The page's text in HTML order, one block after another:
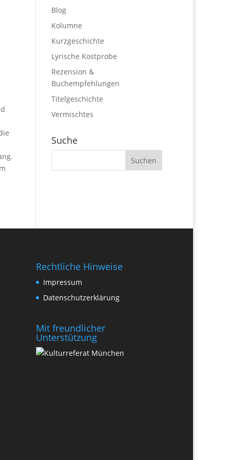
Blog
Kolumne
Kurzgeschichte
Lyrische Kostprobe
Rezension &
Buchempfehlungen
Titelgeschichte
Vermischtes
Suche
Rechtliche Hinweise
Impressum
Datenschutzerklärung
Mit freundlicher
Unterstützung